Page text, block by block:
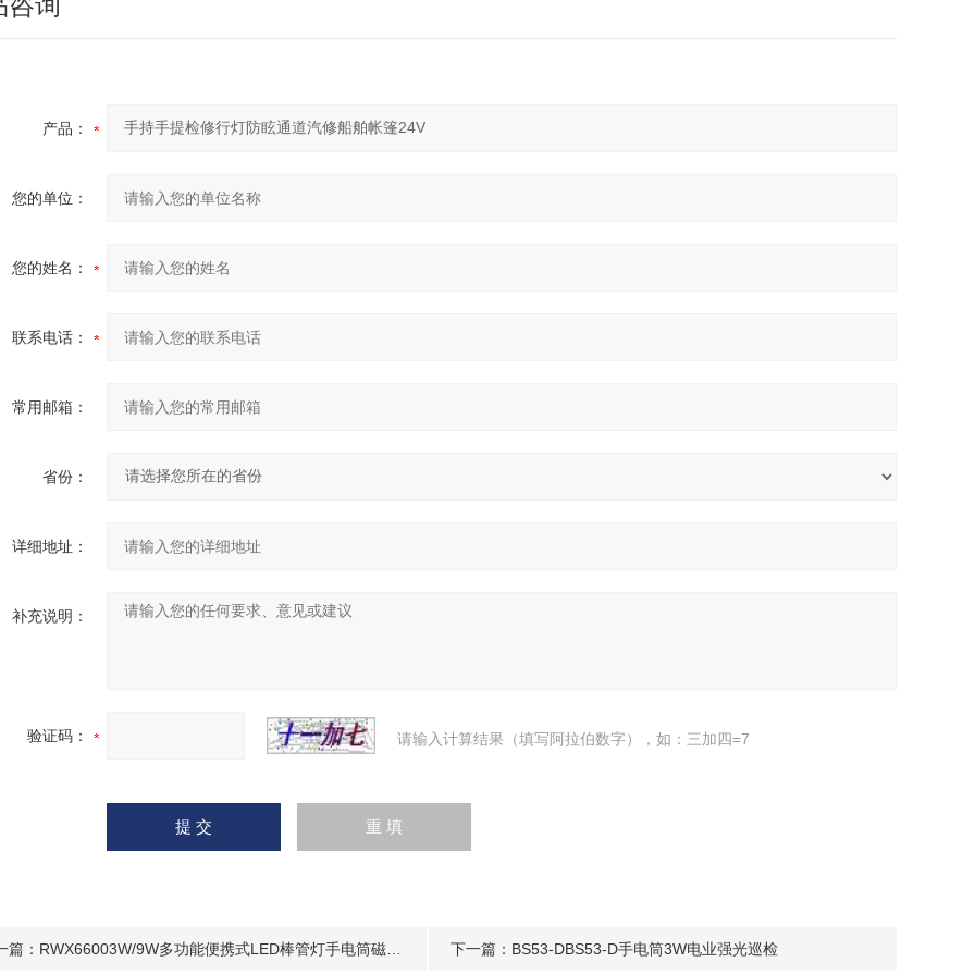
产品：
您的单位：
您的姓名：
联系电话：
常用邮箱：
省份：
详细地址：
补充说明：
验证码： 请输入计算结果（填写阿拉伯数字），如：三加四=7
篇： RWX66003W/9W多功能便携式LED棒管灯手电筒磁吸式 下一篇： BS53-DBS53-D手电筒3W电业强光巡检